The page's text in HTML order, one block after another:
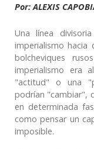
Por: ALEXIS
Una línea
imperialismo hacia
bolcheviques
imperialismo era
"actitud" o una
podrían "cambiar",
en determinada
como pensar un
imposible.